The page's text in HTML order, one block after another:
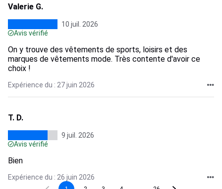
Valerie G.
10 juil. 2026
Avis vérifié
On y trouve des vêtements de sports, loisirs et des
marques de vêtements mode. Très contente d'avoir ce
choix !
Expérience du : 27 juin 2026
T. D.
9 juil. 2026
Avis vérifié
Bien
Expérience du : 26 juin 2026